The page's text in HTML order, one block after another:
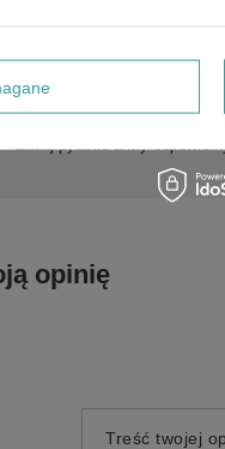
Potrzebujesz
Zadaj pytanie a my
opinię
Treść twojej